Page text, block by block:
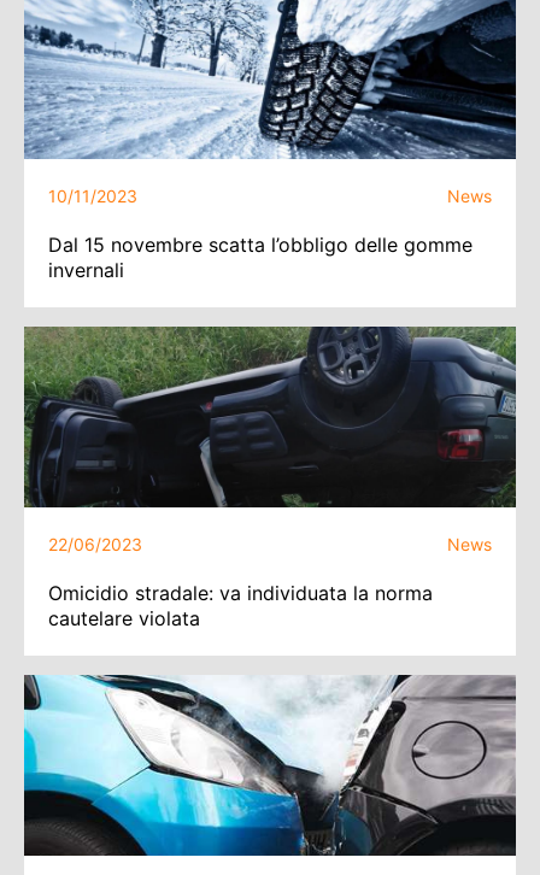
10/11/2023 News
Dal 15 novembre scatta l’obbligo delle gomme
invernali
22/06/2023 News
Omicidio stradale: va individuata la norma
cautelare violata